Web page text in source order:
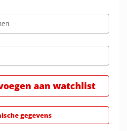
aan watchlist
gegevens